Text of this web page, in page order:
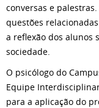
conversas e
questões
a reflexão dos alunos
sociedade.
O psicólogo do
Equipe
para a aplicação do